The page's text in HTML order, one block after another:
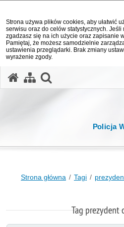
Strona używa plików cookies, aby ułatwić
serwisu oraz do celów statystycznych.
zgadzasz się na ich użycie oraz zapisanie
Pamiętaj, że możesz samodzielnie
ustawienia przeglądarki. Brak zmiany
wyrażenie zgody.
Policja
Strona główna Tagi
Tag prezydent